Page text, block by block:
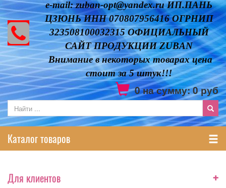
e-mail: zuban-opt@yandex.ru ИП.ПАНЬ
ЦЗЮНЬ ИНН 070807956416 ОГРНИП
323508100032315 ОФИЦИАЛЬНЫЙ
САЙТ ПРОДУКЦИИ ZUBAN
Внимание в некоторых товарах цена
стоит за 5 штук!!!
0на сумму:0руб
Каталог товаров
Для клиентов +